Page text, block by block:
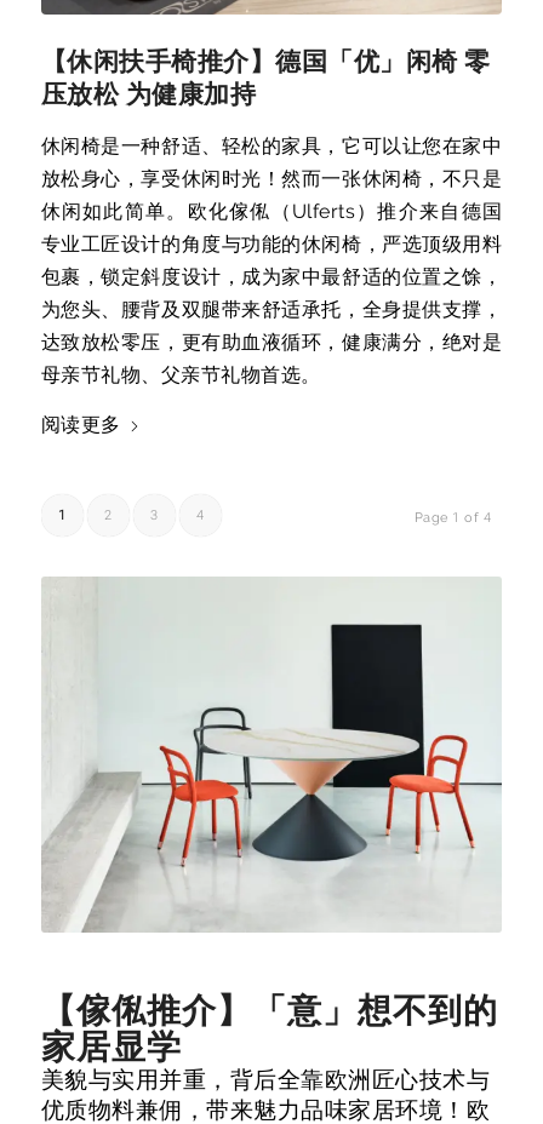
【休闲扶手椅推介】德国「优」闲椅 零
压放松 为健康加持
休闲椅是一种舒适、轻松的家具，它可以让您在家中
放松身心，享受休闲时光！然而一张休闲椅，不只是
休闲如此简单。欧化傢俬（Ulferts）推介来自德国
专业工匠设计的角度与功能的休闲椅，严选顶级用料
包裹，锁定斜度设计，成为家中最舒适的位置之馀，
为您头、腰背及双腿带来舒适承托，全身提供支撑，
达致放松零压，更有助血液循环，健康满分，绝对是
母亲节礼物、父亲节礼物首选。
阅读更多
Page 1 of 4
1 2 3 4
【傢俬推介】「意」想不到的
家居显学
美貌与实用并重，背后全靠欧洲匠心技术与
优质物料兼佣，带来魅力品味家居环境！欧